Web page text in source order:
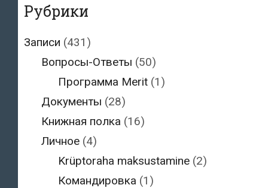
Рубрики
Записи (431)
Вопросы-Ответы (50)
Программа Merit (1)
Документы (28)
Книжная полка (16)
Личное(4)
Krüptoraha maksustamine (2)
Командировка (1)